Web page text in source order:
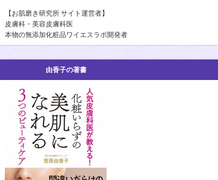
【お肌磨き研究所 サイト運営者】
皮膚科・美容皮膚科医
本物の無添加化粧品ワイエスラボ開発者
由香子の著書